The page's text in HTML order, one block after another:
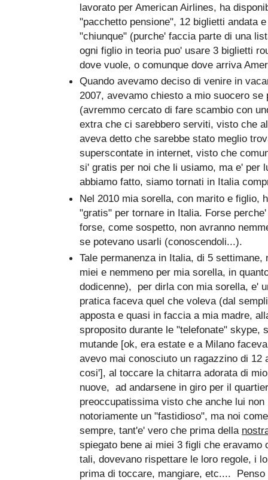
lavorato per American Airlines, ha
"pacchetto pensione", 12 biglietti andata
"chiunque" (purche' faccia parte di una
ogni figlio in teoria puo' usare 3 biglietti
dove vuole, o comunque dove arriva
Quando avevamo deciso di venire in
2007, avevamo chiesto a mio suocero
(avremmo cercato di fare scambio con
extra che ci sarebbero serviti, visto che
aveva detto che sarebbe stato meglio
superscontate in internet, visto che
si' gratis per noi che li usiamo, ma e' per
abbiamo fatto, siamo tornati in Italia
Nel 2010 mia sorella, con marito e figlio,
"gratis" per tornare in Italia. Forse
forse, come sospetto, non avranno
se potevano usarli (conoscendoli...).
Tale permanenza in Italia, di 5
miei e nemmeno per mia sorella, in
dodicenne), per dirla con mia sorella, e'
pratica faceva quel che voleva (dal
apposta e quasi in faccia a mia madre,
sproposito durante le "telefonate" skype,
mutande [ok, era estate e a Milano
avevo mai conosciuto un ragazzino di 12
cosi'], al toccare la chitarra adorata di
nuove, ad andarsene in giro per il
preoccupatissima visto che anche lui
notoriamente un "fastidioso", ma noi
sempre, tant'e' vero che prima della
spiegato bene ai miei 3 figli che eravamo
tali, dovevano rispettare le loro regole, i
prima di toccare, mangiare, etc....